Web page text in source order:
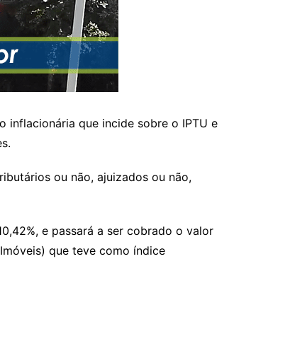
inflacionária que incide sobre o IPTU e
ou não, ajuizados ou não,
e passará a ser cobrado o valor
que teve como índice